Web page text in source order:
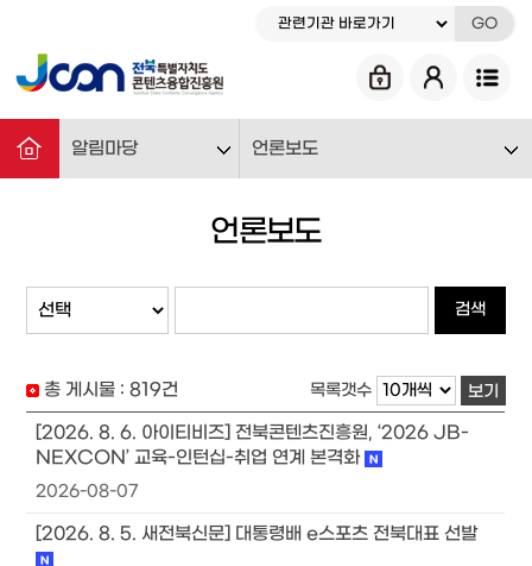
GO
알림마당 언론보도
언론보도
검색
총 게시물 :819건 목록갯수 보기
[2026. 8. 6. 아이티비즈] 전북콘텐츠진흥원, ‘2026 JB-
NEXCON’ 교육-인턴십-취업 연계 본격화
2026-08-07
[2026. 8. 5. 새전북신문] 대통령배 e스포츠 전북대표 선발